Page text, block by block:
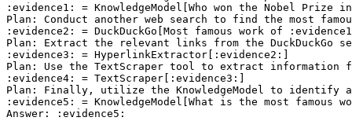
:evidence1: = KnowledgeModel[Who won the Nobel
Plan: Conduct another web search to find the most
:evidence2: = DuckDuckGo[Most famous work of
Plan: Extract the relevant links from the DuckDuckGo
:evidence3: = HyperlinkExtractor[:evidence2:]
Plan: Use the TextScraper tool to extract information
:evidence4: = TextScraper[:evidence3:]
Plan: Finally, utilize the KnowledgeModel to identify
:evidence5: = KnowledgeModel[What is the most
Answer: :evidence5: